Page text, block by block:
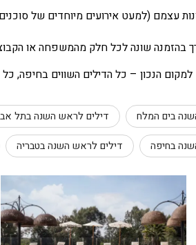
עצמם (למעט אירועים מיוחדים של
בהזמנה שונה לכל חלק מהמשפחה או
הנכון – כל הדילים השווים בחיפה, כל
בים המלח דילים לראש השנה בתל
בחיפה דילים לראש השנה בטבריה